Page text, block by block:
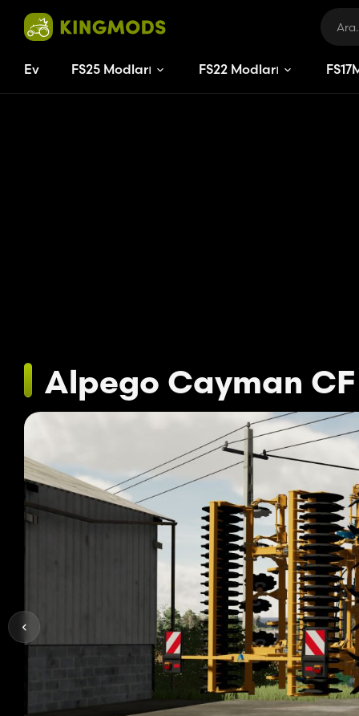
Ev FS25 Modları FS22 Modları FS17
Alpego Cayman CF